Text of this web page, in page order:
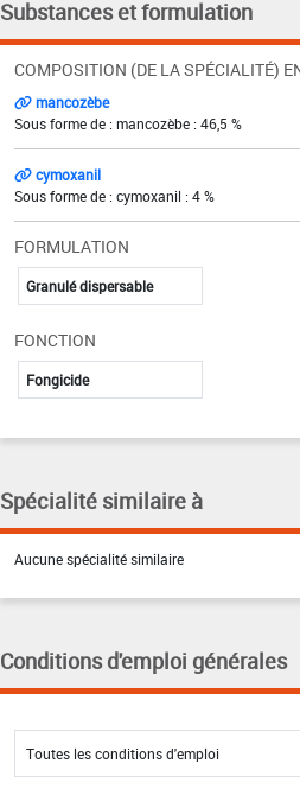
Substances et formulation
COMPOSITION (DE LA SPÉCIALITÉ)
mancozèbe
Sous forme de : mancozèbe : 46,5 %
cymoxanil
Sous forme de : cymoxanil : 4 %
FORMULATION
Granulé dispersable
FONCTION
Fongicide
Spécialité similaire à
Aucune spécialité similaire
Conditions d'emploi générales